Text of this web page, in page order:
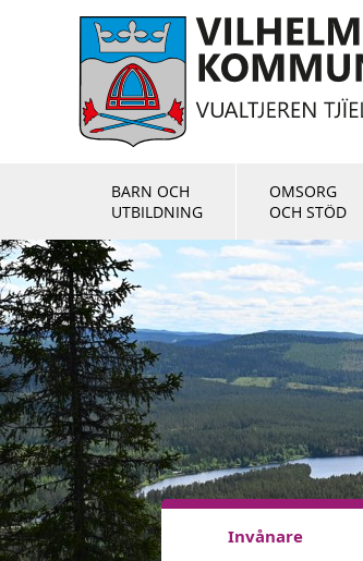
BARN OCH
UTBILDNING
OMSORG
OCH STÖD
Invånare